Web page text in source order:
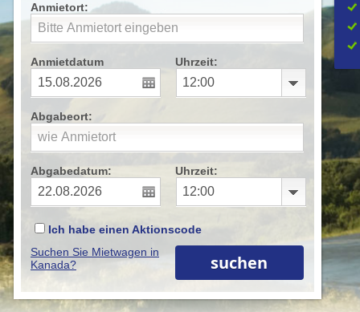
Anmietort:
Anmietdatum Uhrzeit:
Abgabeort:
Abgabedatum: Uhrzeit:
Ich habe einen Aktionscode
Suchen Sie Mietwagen in
Kanada?